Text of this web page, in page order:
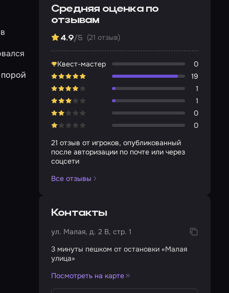
порой
Средняя оценка по
отзывам
4.9/5 (21 отзыв)
Квест-мастер
0
19
1
1
0
0
21 отзыв от игроков, опубликованный
после авторизации по почте или через
соцсети
Все отзывы
Контакты
ул. Малая, д. 2 В, стр. 1
3 минуты пешком от остановки «Малая
улица»
Посмотреть на карте